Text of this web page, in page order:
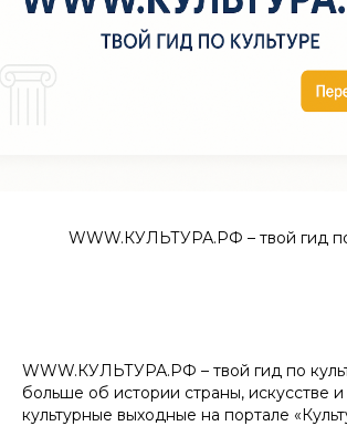
WWW.КУЛЬТУРА.РФ – твой гид
WWW.КУЛЬТУРА.РФ – твой гид по
больше об истории страны, искусстве
культурные выходные на портале